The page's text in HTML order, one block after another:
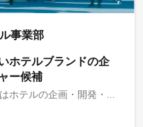
事業部
ホテルブランドの企
ー候補
わたしたちについて株式会社水星はホテルの企画・開発・運営を起点に、ライフスタイルと観光の領域で社会に多様な選択肢をつくるホテルプロデュースカンパニーです。 「ホテルはメディアである」という考えのもと、土地の空気感を再解釈し宿泊体験に落とし込みながら、人・土地・文化をつなぐ唯一無二のホテルブランドの企画・開発・運営を手掛けています。 ブティックホテル🌴HOTEL SHE, KYOTO（京都・東九条）🍕HOTEL SHE, OSAKA（大阪・弁天町）☁️ホテル雲井（北海道・層雲峡）スモールラグジュアリーホテル🌿香林居（金沢・香林坊）また2027年春に東京都内、秋には沖縄県の那覇市にホテルを新規開業予定です。株式会社水星ではこれまで、様々なバックグランドを持つメンバーを、中途採用もしくはアルバイトからの社員登用というかたちで採用してきました。この度会社の事業拡大とさらなる成長を見据えて、初の新卒採用をスタート致します。募集職種ホテル事業部で将来、マネージャー(支配人)もしくは、ホスピタリティーのプロフェッショナルを目指す人材を募集します。 マネージャー登用後に将来的に他事業のポジションにチャレンジいただくことも可能です。業務内容ユーザーエンドのホテルの接客・運営の最前線から、将来的にはサービス設計やホテルマネジメント、新店舗や新規事業の開発などに挑戦していただくことが可能です。 マルチタスクの業務を通してホテルビジネスに関わる様々な経験を積み、ホテル運営に必要な知識やスキルを総合的に身に着けていただくことができます。ジュニアスタッフ基本的なホテルオペレーションホスピタリティ業務クレンリネス業務キッチン業務予約管理業務運営管理業務ホスピタリティ改善 、顧客体験のデザイン（イベントやプランの企画）運営オペレーション構築及び業務改善♥️顧客体験のプロデュース ゲストのチェックイン/チェックアウトから荷物のお預かり、旅先のご案内、トラブルのご対応、そして時には一緒に会話を楽しんだり、ゲストの顔ぶれを見て音楽を変えたり、サプライズのお手伝いをしたり。ゲストの一生の暖かい思い出になるような宿泊体験のプロデュースをしていただきます。💡ビジネスオペレーション構築及び業務改善・AI/DXの促進 基本的なホテルオペレーション業務を習得いただいた後は、ご経歴やご関心に基づいて、業務改善やサービス価値向上のためのミッションを担っていただきます。 オペレーション業務の標準化や、マーケテイング戦略の策定や実行、広報戦略の策定からイベントやプランの企画、SNSの運用など幅広い業務に取り組んでいただくことが出来ます。シニアスタッフ・マネージャー経営戦略の策定ブランド戦略の策定マーケティング施策の立案、実行広報施策の立案、実行(SNS運用など)運営オペレーション構築及び業務改善ホスピタリティ改善 、顧客体験のデザイン（イベントやプランの企画）組織体制の構築及びチームマネジメント地域社会への貢献（地域連携企画など）📊売上、コストにおける課題の整理・戦略の策定 自社のホテルや市場の様々な数値の分析を通して、課題を発見、解決のための戦略の策定、チームを巻き込んで実行するところまで取り組んでいただきます。🤝組織体制の構築及びチームマネジメント ホテルで働くスタッフのモチベーションやチームのカルチャーが間の空気感、ひいてはゲストの満足度に寄与します。 チームメンバーをエンパワーメントしながら、ホテルのコンセプトの体現、ベストなサービス提供ができるチームづくりに取り組んでいただきます。キャリアパス個々のバックグラウンドや希望に応じて、多様なキャリアを歩むことができます。例１：原栞菜1年目：HOTEL SHE,KYOTO アルバイトフタッフを経て水星に入社ホスピタリティー業務など基本的なオペレーション業務を習得HOTEL SHE,KYOTOでイベントを企画2年目：HOTEL SHE,KYOTO スタッフHOTEL SHE,KYOTOでギャラリーを開設がちゃがちゃなどの体験の企画・設計オリジナルグッズのデザイン3年目：HOTEL SHE,KYOTO/OSAKA 兼務HOTEL SHE,KYOTO、OSAKAで様々なアーティストとの展示イベントを年間で企画例２：岸えりな1年目：メーカーの営業職を経て水星に入社アルバイトスタッフの採用・育成を担当 銭湯とのコラボレーションプランを企画2年目：HOTEL SHE,KYOTOの支配人に就任HPのリニューアルをディレクション大規模コンセプトルーム企画をプロデュース4年目：HOTEL SHE,KYOTO、OSAKAの統括マネージャーに就任新規拠点の開業キャリア支援（研修・サポート制度）入社後は座学の研修OJTを通して実務スキルの習得をサポートします。水星のホテルは中途採用でも異業種出身9割以上の環境。未経験でも安心して業務に取り組んでいただくことが出来ます。目標設定シートを活用して個々の社員の挑戦を支援します。年に2回社員総会・社員旅行など全社員が集まる機会があります。メンバーの出身大学一覧さまざまなバックグラウンドを持ったメンバーが、ホテルスタッフとして株式会社水星にジョインしています。 現在ホテル事業部に所属しているメンバーの出身大学の一部抜粋京都大学名古屋大学神戸大学神戸大学大学院広島大学同志社大学関西大学京都芸術大学関西外国語大学獨協大学